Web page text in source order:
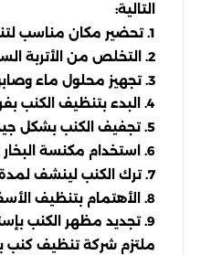
التالية:
1. تحضير مكان مناسب لتنظيف الكنب من خلال استخدام الفرشاة والفراغ.
2. التخلص من الأتربة السطحية بشكل جيد باستخدام فرشاة ذات شعيرات ناعمة.
3. تجهيز محلول ماء وصابون معقم وغير مؤذي للكنب باستخدام قطعة قماش مبللة.
4. البدء بتنظيف الكنب بفرك البقع والاوساخ بشكل دائري بأستخدام القماش المبلل بالمحلول.
5. تجفيف الكنب بشكل جيد باستخدام المناديل الورقية وتركه يجفف بالهواء الطلق.
6. استخدام مكنسة البخار للقضاء على البقع العميقة والتراكمات الداخلية.
7. ترك الكنب لينشف لمدة 24 ساعة حتى يتأكد المستخدم من عدم وجود رطوبة بداخل الكنب.
8. الأهتمام بتنظيف الأسفنج والمعدات المستخدمة في تنظيف الكنب لتجنب تراكم الجراثيم.
9. تجديد مظهر الكنب بإستخدام معطرات خاصة بالأثاث.
ملتزم شركة تنظيف كنب